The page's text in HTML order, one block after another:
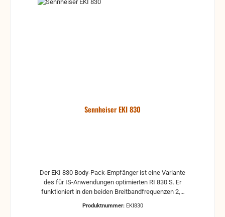
Sennheiser EKI 830
Der EKI 830 Body-Pack-Empfänger ist eine Variante
des für IS-Anwendungen optimierten RI 830 S. Er
funktioniert in den beiden Breitbandfrequenzen 2,3
Produktnummer: EKI830